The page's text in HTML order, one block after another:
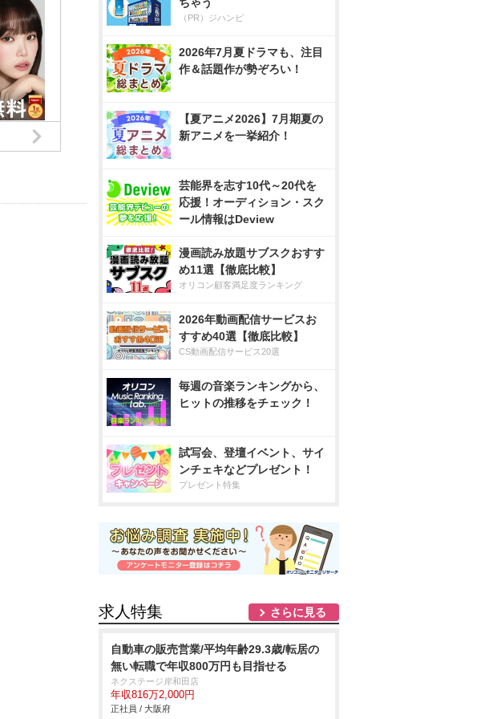
（PR）ジハンピ
2026年7月夏ドラマも、注目
作＆話題作が勢ぞろい！
【夏アニメ2026】7月期夏の
新アニメを一挙紹介！
芸能界を志す10代～20代を
応援！オーディション・スク
ール情報はDeview
漫画読み放題サブスクおすす
め11選【徹底比較】
オリコン顧客満足度ランキング
2026年動画配信サービスお
すすめ40選【徹底比較】
CS動画配信サービス20選
毎週の音楽ランキングから、
ヒットの推移をチェック！
試写会、登壇イベント、サイ
ンチェキなどプレゼント！
プレゼント特集
求人特集 さらに見る
自動車の販売営業/平均年齢29.3歳/転居の
無い転職で年収800万円も目指せる
ネクステージ岸和田店
年収816万2,000円
正社員 / 大阪府